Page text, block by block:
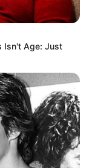
Isn't Age: Just